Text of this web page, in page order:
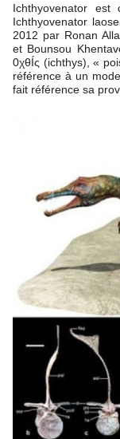
Ichthyovenator est
Ichthyovenator
2012 par Ronan
et Bounsou
0χθÍς (ichthys), «
référence à un
fait référence sa